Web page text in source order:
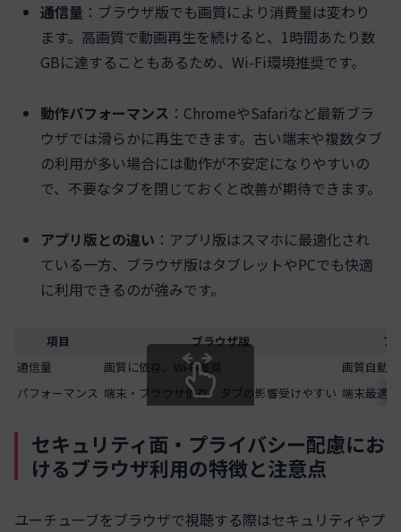
通信量 ：ブラウザ版でも画質により消費量は変わり
ます。高画質で動画再生を続けると、1時間あたり数
GBに達することもあるため、Wi-Fi環境推奨です。
動作パフォーマンス ：ChromeやSafariなど最新ブラ
ウザでは滑らかに再生できます。古い端末や複数タブ
の利用が多い場合には動作が不安定になりやすいの
で、不要なタブを閉じておくと改善が期待できます。
アプリ版との違い ：アプリ版はスマホに最適化され
ている一方、ブラウザ版はタブレットやPCでも快適
に利用できるのが強みです。
項目 ブラウザ版
ア
通信量
画質に依存、Wi-Fi推奨
画質自動
パフォーマンス 端末・ブラウザ依存、タブの影響受けやすい 端末最適
スクロールできます
セキュリティ面・プライバシー配慮にお
けるブラウザ利用の特徴と注意点
ユーチューブをブラウザで視聴する際はセキュリティやプ